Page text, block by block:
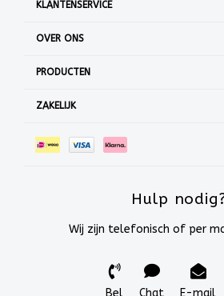
KLANTENSERVICE
OVER ONS
PRODUCTEN
ZAKELIJK
Hulp
Wij zijn telefonisch of per
Bel Chat E-mail